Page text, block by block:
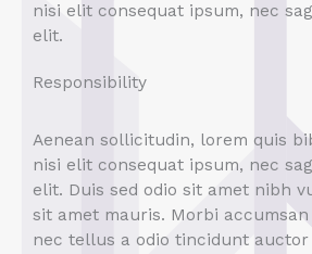
nisi elit consequat ipsum, nec
elit.
Responsibility
Aenean sollicitudin, lorem quis
nisi elit consequat ipsum, nec
elit. Duis sed odio sit amet nibh
sit amet mauris. Morbi
nec tellus a odio tincidunt auctor